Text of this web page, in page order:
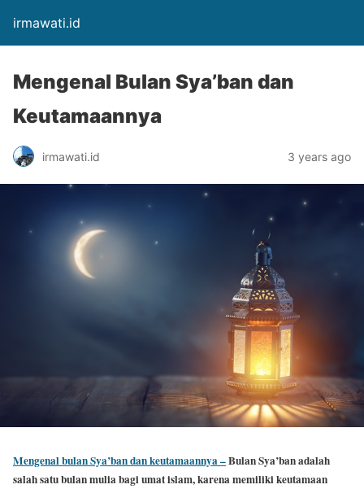
irmawati.id
Mengenal Bulan Sya’ban dan
Keutamaannya
irmawati.id 3 years ago
Mengenal bulan Sya’ban dan keutamaannya –Bulan Sya’ban adalah
salah satu bulan mulia bagi umat islam, karena memiliki keutamaan